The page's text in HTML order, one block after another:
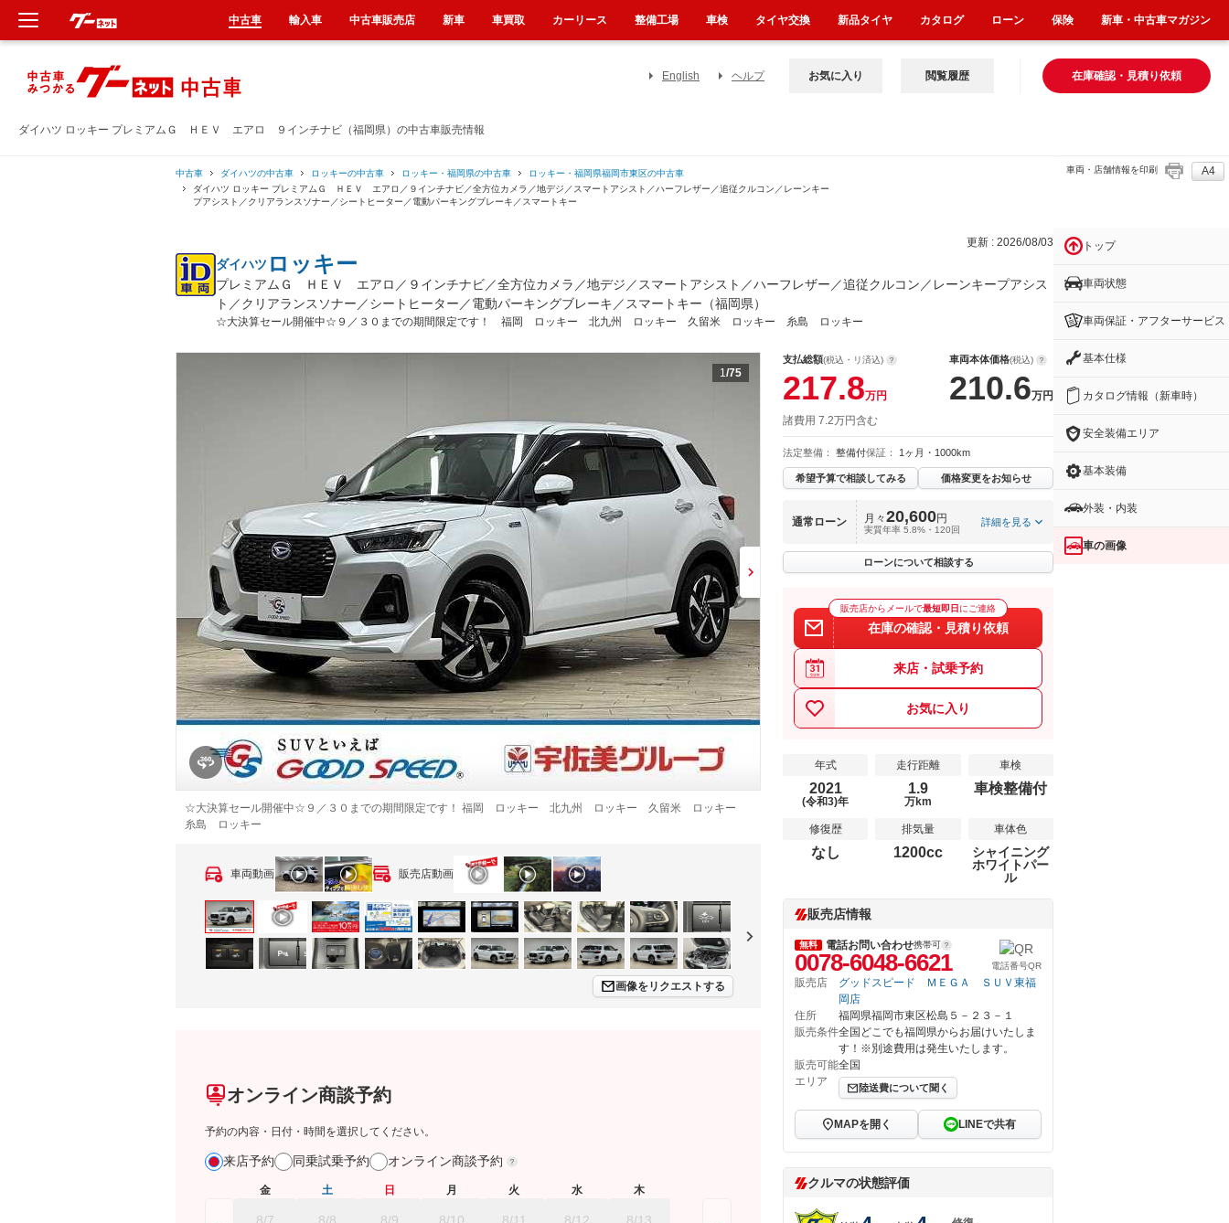
ダイハツ ロッキー プレミアムＧ ＨＥＶ エアロ ９インチナビ（福岡県）の中古車販売情報
English ヘルプ 在庫確認・見積り依頼
お気に入り 閲覧履歴
中古車 ダイハツの中古車 ロッキーの中古車 ロッキー・福岡県の中古車
ロッキー・福岡県福岡市東区の中古車
ダイハツ ロッキー プレミアムＧ ＨＥＶ エアロ／９インチナビ／全方位カメラ／地デジ／スマートアシスト／ハーフレザー／追従クルコン／レーンキー
プアシスト／クリアランスソナー／シートヒーター／電動パーキングブレーキ／スマートキー
車両・店舗情報を印刷 A4
更新 : 2026/08/03
ダイハツ ロッキー
プレミアムＧ ＨＥＶ エアロ／９インチナビ／全方位カメラ／地デジ／スマートアシスト／ハーフレザー／追従クルコン／レーンキープアシス
ト／クリアランスソナー／シートヒーター／電動パーキングブレーキ／スマートキー（福岡県）
☆大決算セール開催中☆９／３０までの期間限定です！ 福岡 ロッキー 北九州 ロッキー 久留米 ロッキー 糸島 ロッキー
1/75
☆大決算セール開催中☆９／３０までの期間限定です！ 福岡 ロッキー 北九州 ロッキー 久留米 ロッキー
糸島 ロッキー
車両動画 販売店動画
画像をリクエストする
オンライン商談予約
予約の内容・日付・時間を選択してください。
来店予約 同乗試乗予約 オンライン商談予約
金
8/7
土
8/8
日
8/9
月
8/10
火
8/11
水
8/12
木
8/13
支払総額(税込・リ済込)
217.8万円
車両本体価格(税込)
210.6万円
諸費用 7.2万円含む
法定整備： 整備付保証： 1ヶ月・1000km
希望予算で相談してみる 価格変更をお知らせ
通常ローン 月々20,600円
実質年率 5.8%・120回
詳細を見る
ローンについて相談する
販売店からメールで最短即日 にご連絡
在庫の確認・見積り依頼
来店・試乗予約
お気に入り
年式
2021
(令和3)年
走行距離
1.9
万km
車検
車検整備付
修復歴
なし
排気量
1200cc
車体色
シャイニング
ホワイトパー
ル
販売店情報
無料 電話お問い合わせ携帯可
0078-6048-6621 電話番号QR
販売店
グッドスピード ＭＥＧＡ ＳＵＶ東福
岡店
住所
福岡県福岡市東区松島５－２３－１
販売条件全国どこでも福岡県からお届けいたしま
す！※別途費用は発生いたします。
販売可能
エリア
全国
陸送費について聞く
MAPを開く LINEで共有
クルマの状態評価
トップ
車両状態
車両保証・アフターサービス
基本仕様
カタログ情報（新車時）
安全装備エリア
基本装備
外装・内装
車の画像
中古車 輸入車 中古車販売店 新車 車買取 カーリース 整備工場 車検 タイヤ交換 新品タイヤ カタログ ローン 保険 新車・中古車マガジン
新車
中古車